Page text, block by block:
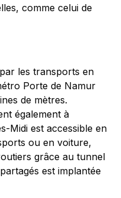
comme celui de
les transports en
Porte de Namur
de mètres.
également à
Midi est accessible en
ou en voiture,
grâce au tunnel
est implantée